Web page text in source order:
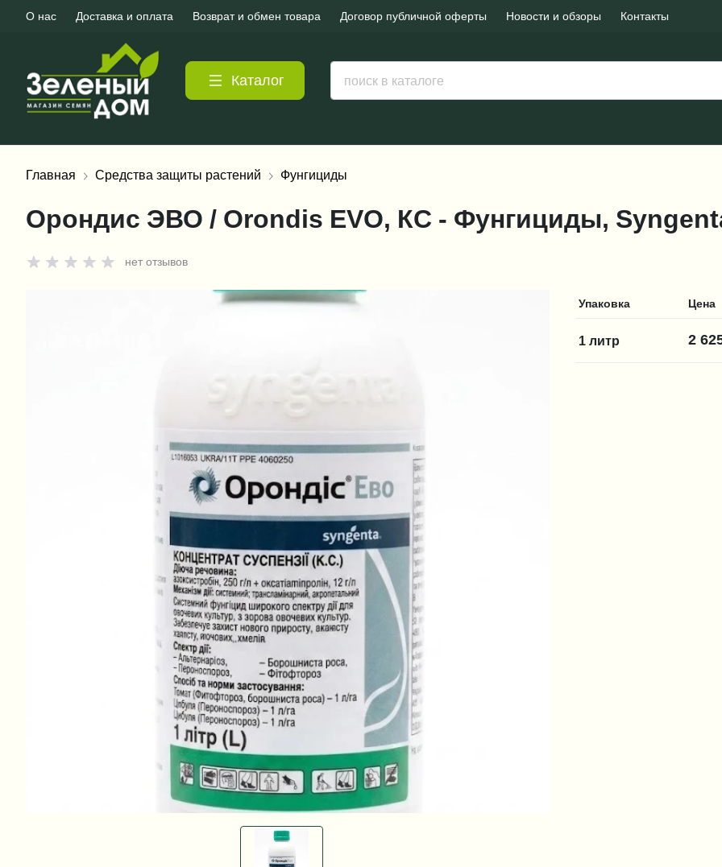
О нас Доставка и оплата Возврат и обмен товара Договор публичной оферты Новости и обзоры Контакты
Каталог
Главная Средства защиты растений Фунгициды
Орондис ЭВО / Orondis EVO, КС - Фунгициды,
нет отзывов
Упаковка Цена
1 литр 2